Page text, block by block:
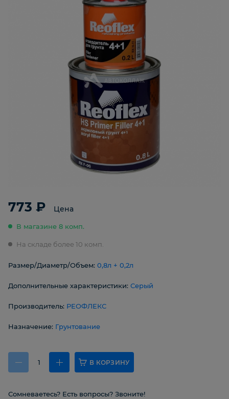
773 ₽ Цена
В магазине 8 комп.
На складе более 10 комп.
Размер/Диаметр/Объем: 0,8л + 0,2л
Дополнительные характеристики: Серый
Производитель: РЕОФЛЕКС
Назначение: Грунтование
В КОРЗИНУ
Сомневаетесь? Есть вопросы? Звоните!